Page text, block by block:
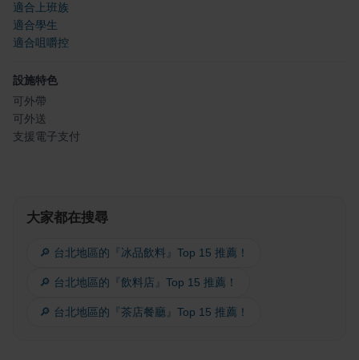
適合上班族
適合學生
適合咀嚼控
設施特色
可外帶
可外送
支援電子支付
大家都在搜尋
🔎 台北地區的『冰品飲料』Top 15 推薦！
🔎 台北地區的『飲料店』Top 15 推薦！
🔎 台北地區的『茶店餐廳』Top 15 推薦！